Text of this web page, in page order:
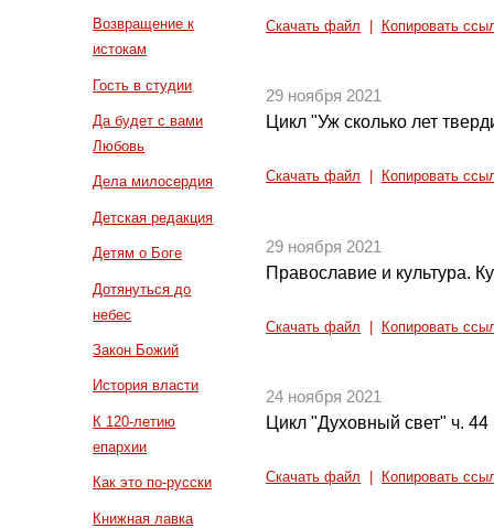
Возвращение к
истокам
Гость в студии
Да будет с вами
Любовь
Дела милосердия
Детская редакция
Детям о Боге
Дотянуться до
небес
Закон Божий
История власти
К 120-летию
епархии
Как это по-русски
Книжная лавка
Скачать файл Копировать
29 ноября 2021
Цикл "Уж сколько лет
Скачать файл Копировать
29 ноября 2021
Православие и культура.
Скачать файл Копировать
24 ноября 2021
Цикл "Духовный свет" ч. 44
Скачать файл Копировать